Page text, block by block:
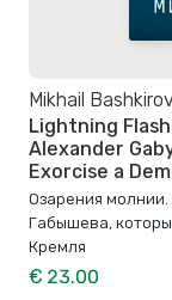
Mikhail Bashkirov
Lightning
Alexander
Exorcise a
Озарения
Габышева,
Кремля
€ 23.00